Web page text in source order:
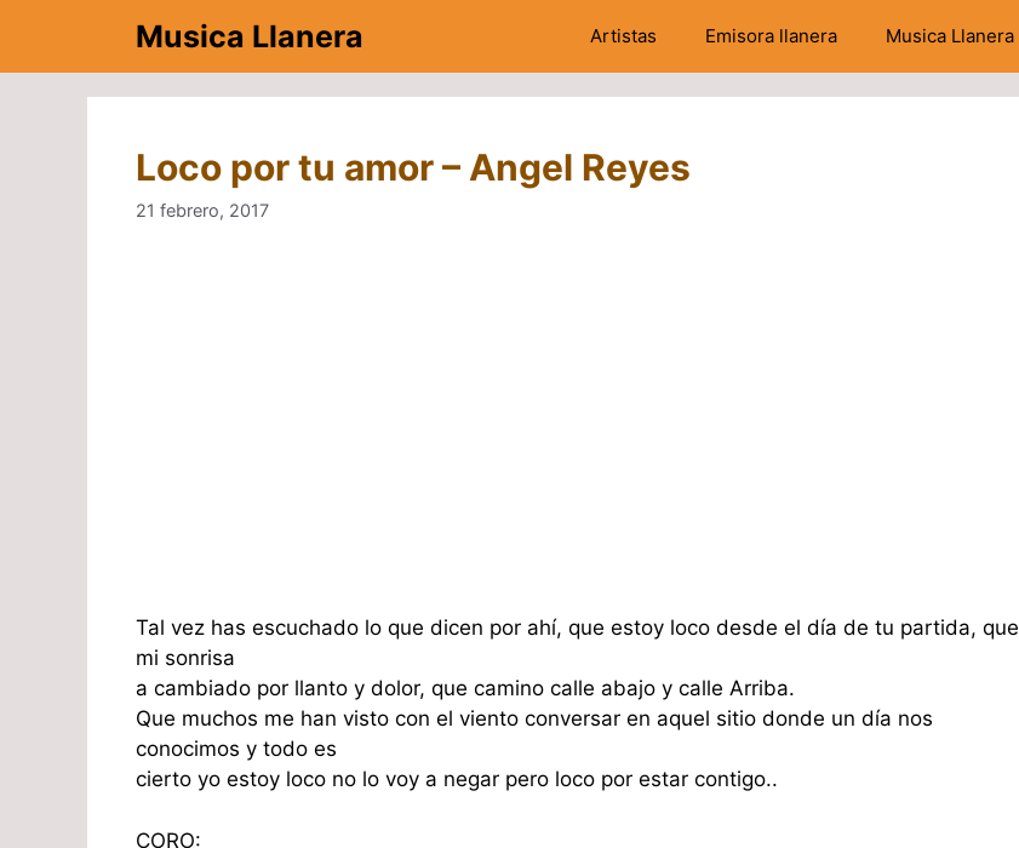
contenido
Musica Llanera Artistas Emisora llanera Musica Llanera
Loco por tu amor – Angel Reyes
21 febrero, 2017
Tal vez has escuchado lo que dicen por ahí, que estoy loco desde el día de tu partida, que
mi sonrisa
a cambiado por llanto y dolor, que camino calle abajo y calle Arriba.
Que muchos me han visto con el viento conversar en aquel sitio donde un día nos
conocimos y todo es
cierto yo estoy loco no lo voy a negar pero loco por estar contigo..
CORO: